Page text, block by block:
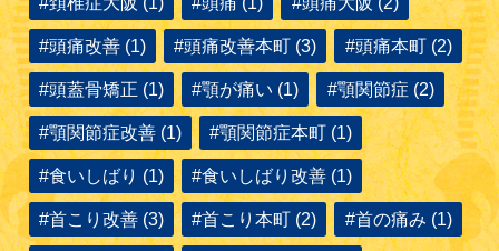
#頭痛改善 (1) #頭痛改善本町 (3) #頭痛本町 (2)
#頭蓋骨矯正 (1) #顎が痛い (1) #顎関節症 (2)
#顎関節症改善 (1) #顎関節症本町 (1)
#食いしばり (1) #食いしばり改善 (1)
#首こり改善 (3) #首こり本町 (2) #首の痛み (1)